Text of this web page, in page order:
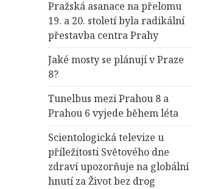
Pražská asanace na přelomu
19. a 20. století byla radikální
přestavba centra Prahy
Jaké mosty se plánují v Praze
8?
Tunelbus mezi Prahou 8 a
Prahou 6 vyjede během léta
Scientologická televize u
příležitosti Světového dne
zdraví upozorňuje na globální
hnutí za Život bez drog